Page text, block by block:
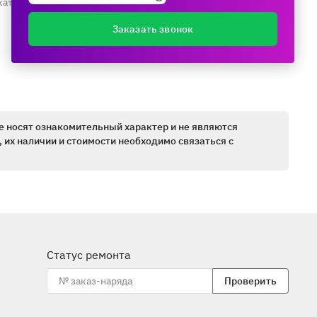
ознакомительный характер и не являются
наличии и стоимости необходимо связаться с
Статус ремонта
Проверить
Заказать звонок